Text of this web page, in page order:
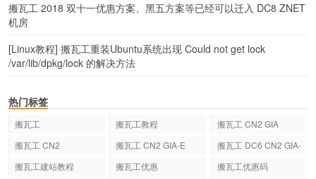
搬瓦工 2018 双十一优惠方案、黑五方案等已经可以迁入 DC8 ZNET
机房
[Linux教程] 搬瓦工重装Ubuntu系统出现 Could not get lock
/var/lib/dpkg/lock 的解决方法
热门标签
搬瓦工 搬瓦工教程
搬瓦工 CN2 GIA
搬瓦工 CN2
搬瓦工 CN2 GIA-E
搬瓦工 DC6 CN2 GIA-
搬瓦工建站教程 搬瓦工优惠
搬瓦工优惠码